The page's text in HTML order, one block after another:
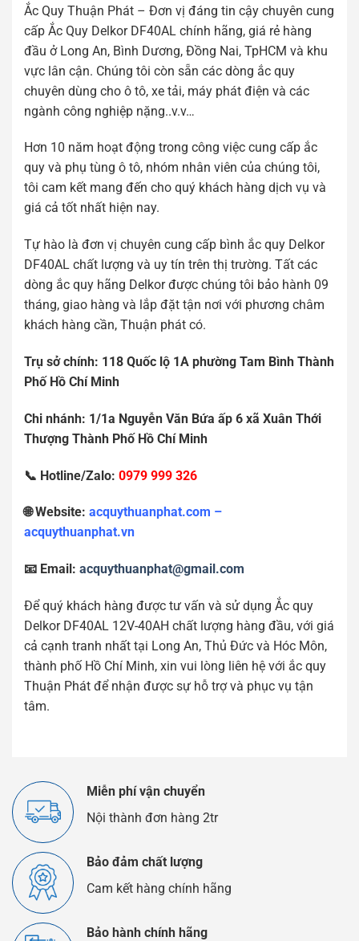
Ắc Quy Thuận Phát – Đơn vị đáng tin cậy chuyên cung
cấp Ắc Quy Delkor DF40AL chính hãng, giá rẻ hàng
đầu ở Long An, Bình Dương, Đồng Nai, TpHCM và khu
vực lân cận. Chúng tôi còn sẵn các dòng ắc quy
chuyên dùng cho ô tô, xe tải, máy phát điện và các
ngành công nghiệp nặng..v.v…
Hơn 10 năm hoạt động trong công việc cung cấp ắc
quy và phụ tùng ô tô, nhóm nhân viên của chúng tôi,
tôi cam kết mang đến cho quý khách hàng dịch vụ và
giá cả tốt nhất hiện nay.
Tự hào là đơn vị chuyên cung cấp bình ắc quy Delkor
DF40AL chất lượng và uy tín trên thị trường. Tất các
dòng ắc quy hãng Delkor được chúng tôi bảo hành 09
tháng, giao hàng và lắp đặt tận nơi với phương châm
khách hàng cần, Thuận phát có.
Trụ sởchính: 118 Quốc lộ 1A phường Tam Bình Thành
PhốHồ Chí Minh
Chi nhánh: 1/1a Nguyễn Văn Bứa ấp 6 xã Xuân Thới
Thượng Thành PhốHồ Chí Minh
📞 Hotline/Zalo: 0979 999 326
🌐 Website: acquythuanphat.com –
acquythuanphat.vn
📧 Email: acquythuanphat@gmail.com
Để quý khách hàng được tư vấn và sử dụng Ắc quy
Delkor DF40AL 12V-40AH chất lượng hàng đầu, với giá
cả cạnh tranh nhất tại Long An, Thủ Đức và Hóc Môn,
thành phố Hồ Chí Minh, xin vui lòng liên hệ với ắc quy
Thuận Phát để nhận được sự hỗ trợ và phục vụ tận
tâm.
Miễn phí vận chuyển
Nội thành đơn hàng 2tr
Bảo đảm chất lượng
Cam kết hàng chính hãng
Bảo hành chính hãng